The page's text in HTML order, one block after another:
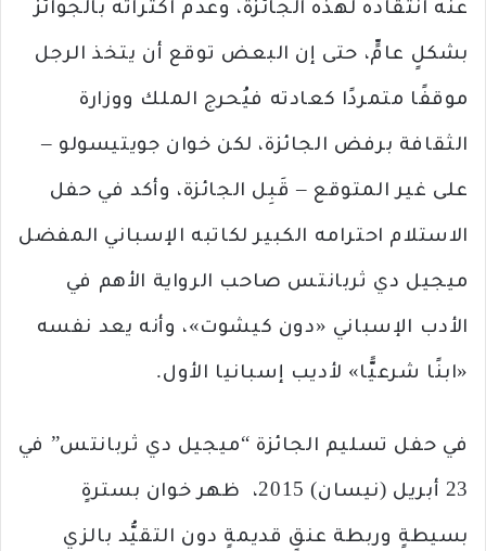
عنه انتقاده لهذه الجائزة، وعدم اكتراثه بالجوائز
بشكلٍ عامٍّ، حتى إن البعض توقع أن يتخذ الرجل
موقفًا متمردًا كعادته فيُحرج الملك ووزارة
الثقافة برفض الجائزة، لكن خوان جويتيسولو –
على غير المتوقع – قَبِل الجائزة، وأكد في حفل
الاستلام احترامه الكبير لكاتبه الإسباني المفضل
ميجيل دي ثربانتس صاحب الرواية الأهم في
الأدب الإسباني «دون كيشوت»، وأنه يعد نفسه
«ابنًا شرعيًّا» لأديب إسبانيا الأول.
في حفل تسليم الجائزة “ميجيل دي ثربانتس” في
23 أبريل (نيسان) 2015، ظهر خوان بسترةٍ
بسيطةٍ وربطة عنقٍ قديمةٍ دون التقيُّد بالزي